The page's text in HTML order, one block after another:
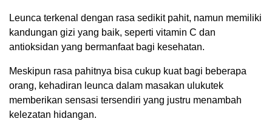
Leunca terkenal dengan rasa sedikit pahit, namun memiliki
kandungan gizi yang baik, seperti vitamin C dan
antioksidan yang bermanfaat bagi kesehatan.
Meskipun rasa pahitnya bisa cukup kuat bagi beberapa
orang, kehadiran leunca dalam masakan ulukutek
memberikan sensasi tersendiri yang justru menambah
kelezatan hidangan.